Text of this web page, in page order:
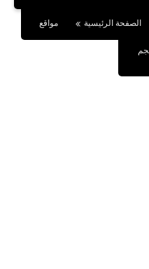
الصفحة الرئيسية مواقع